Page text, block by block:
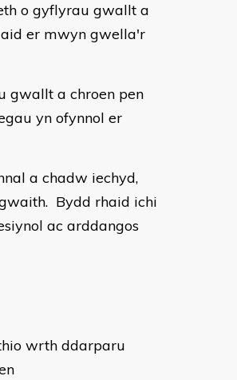
o gyflyrau gwallt a
er mwyn gwella'r
gwallt a chroen pen
yn ofynnol er
a chadw iechyd,
Bydd rhaid ichi
ac arddangos
wrth ddarparu